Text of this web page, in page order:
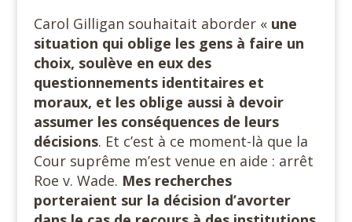
Carol Gilligan souhaitait aborder « une
situation qui oblige les gens à faire un
choix, soulève en eux des
questionnements identitaires et
moraux, et les oblige aussi à devoir
assumer les conséquences de leurs
décisions. Et c’est à ce moment-là que la
Cour suprême m’est venue en aide : arrêt
Roe v. Wade. Mes recherches
porteraient sur la décision d’avorter